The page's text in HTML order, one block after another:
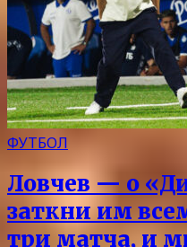
ФУТБОЛ
Ловчев — о
заткни им
три матча, и